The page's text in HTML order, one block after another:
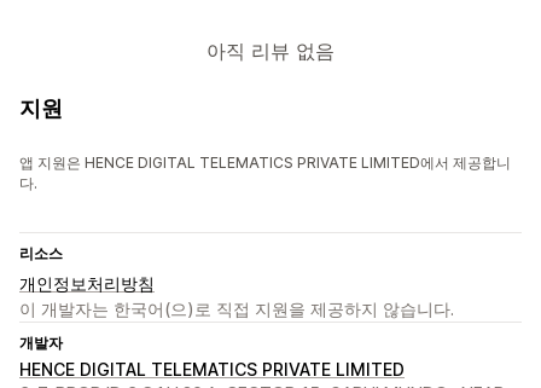
아직 리뷰 없음
지원
앱 지원은 HENCE DIGITAL TELEMATICS PRIVATE LIMITED에서 제공합니
다.
리소스
개인정보처리방침
이 개발자는 한국어(으)로 직접 지원을 제공하지 않습니다.
개발자
HENCE DIGITAL TELEMATICS PRIVATE LIMITED